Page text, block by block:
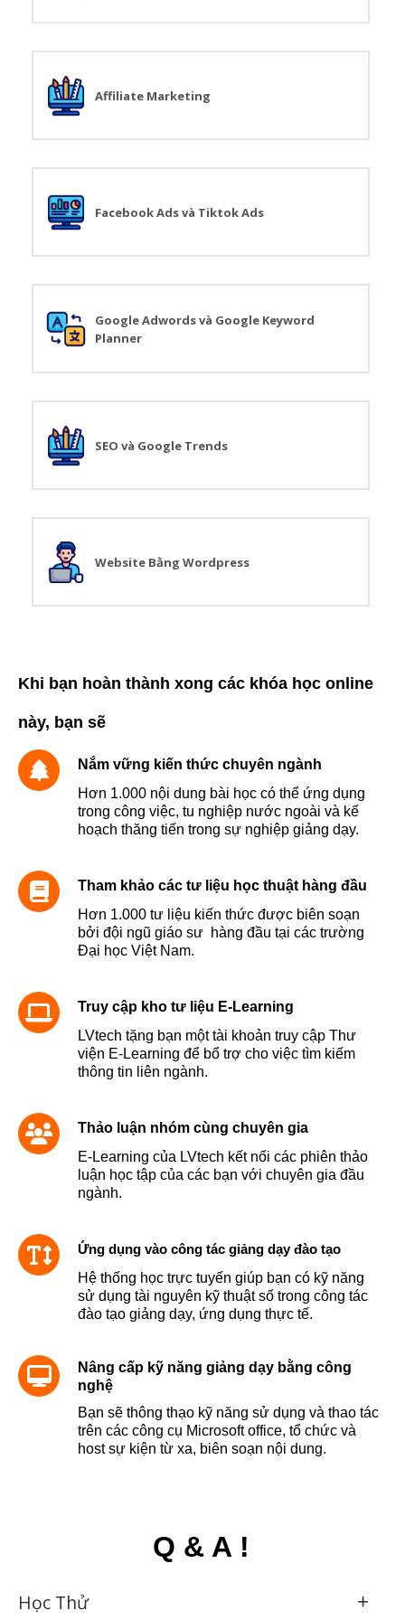
của một danh sách email có chất lượng rồi.
hàng tiềm năng, những người đang muốn lắng
nghe đề xuất từ bạn.
Affiliate Marketing
Facebook Ads và Tiktok Ads
Google Adwords và Google Keyword
Planner
SEO và Google Trends
Website Bằng Wordpress
Khi bạn hoàn thành xong các khóa học online
này, bạn sẽ
Nắm vững kiến thức chuyên ngành
Hơn 1.000 nội dung bài học có thể ứng dụng
trong công việc, tu nghiệp nước ngoài và kế
hoạch thăng tiến trong sự nghiệp giảng dạy.
Tham khảo các tư liệu học thuật hàng đầu
Hơn 1.000 tư liệu kiến thức được biên soạn
bởi đội ngũ giáo sư hàng đầu tại các trường
Đại học Việt Nam.
Truy cập kho tư liệu E-Learning
LVtech tặng bạn một tài khoản truy cập Thư
viện E-Learning để bổ trợ cho việc tìm kiếm
thông tin liên ngành.
Thảo luận nhóm cùng chuyên gia
E-Learning của LVtech kết nối các phiên thảo
luận học tập của các bạn với chuyên gia đầu
ngành.
Ứng dụng vào công tác giảng dạy đào tạo
Hệ thống học trực tuyến giúp bạn có kỹ năng
sử dụng tài nguyên kỹ thuật số trong công tác
đào tạo giảng dạy, ứng dụng thực tế.
Nâng cấp kỹ năng giảng dạy bằng công
nghệ
Bạn sẽ thông thạo kỹ năng sử dụng và thao tác
trên các công cụ Microsoft office, tổ chức và
host sự kiện từ xa, biên soạn nội dung.
Q & A !
Học Thử